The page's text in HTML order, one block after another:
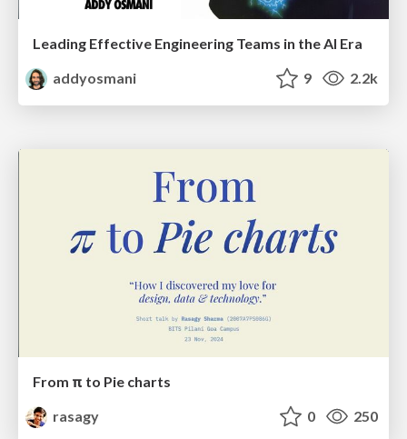
Leading Effective Engineering Teams in the AI Era
addyosmani
9 2.2k
From π to Pie charts
rasagy
0 250